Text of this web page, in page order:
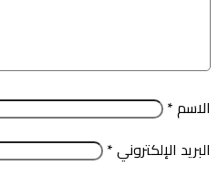
الاسم*
البريد الإلكتروني*